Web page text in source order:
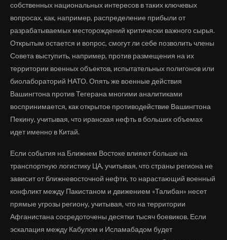
собственных национальных интересов в таких ключевых
вопросах, как, например, распределение прибыли от
разрабатываемых месторождений критически важного сырья.
Открытым остается и вопрос, смогут ли себе позволить члены
Совета выступить, например, против размещения на их
территории военных объектов, испытательных полигонов или
биолабораторий НАТО. Опять же военные действия
Вашингтона против Тегерана многими аналитиками
воспринимается, как открытое противодействие Вашингтона
Пекину, учитывая, что иранская нефть в больших объемах
идет именно в Китай.
Если события на Ближнем Востоке влияют больше на
транспортную логистику ЦА, учитывая, что страны региона не
зависит от ближневосточной нефти, то нарастающий военный
конфликт между Пакистаном и движением «Талибан» несет
прямые угрозы региону, учитывая, что на территории
Афганистана сосредоточены десятки тысяч боевиков. Если
эскалация между Кабулом и Исламабадом будет